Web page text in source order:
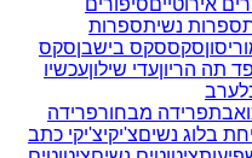
ספרות נשיתספרות
סקססקס בישבןסקס
תה הריוןעדי שילוןעכשיו
ערב
פרידה מבחורפרידה
בלוג נשיםצ'יקיצ'יקי כתב